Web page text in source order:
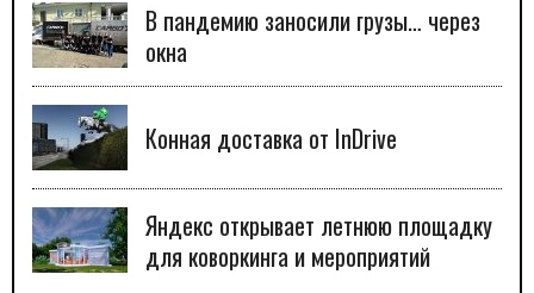
В пандемию заносили грузы… через
окна
Конная доставка от InDrive
Яндекс открывает летнюю площадку
для коворкинга и мероприятий